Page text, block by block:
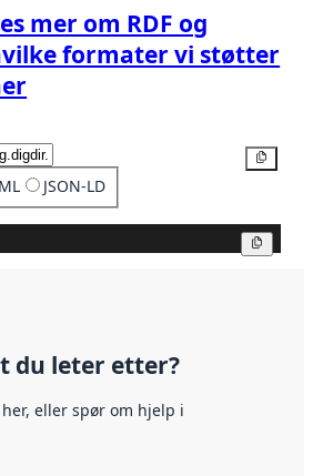
mer om RDF og
formater vi støtter
JSON-LD
du leter etter?
eller spør om hjelp i